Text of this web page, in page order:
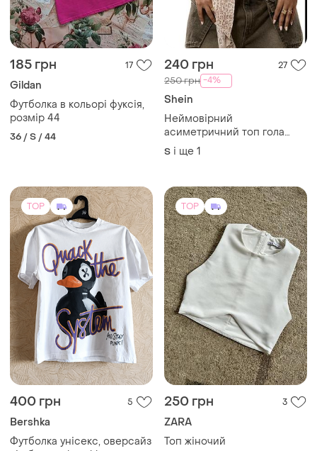
185 грн 17
Gildan
Футболка в кольорі фуксія,
розмір 44
36 / S / 44
240 грн 27
250 грн -4%
Shein
Неймовірний
асиметричний топ гола
спинка бежевий зав'язки
трендовий беж нюдовий
леопардовий чокер
S і ще 1
TOP
400 грн 5
Bershka
Футболка унісекс, оверсайз
TOP
250 грн 3
ZARA
Топ жіночий